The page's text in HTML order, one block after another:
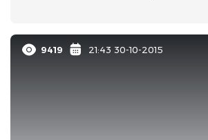
9419 21:43 30-10-2015